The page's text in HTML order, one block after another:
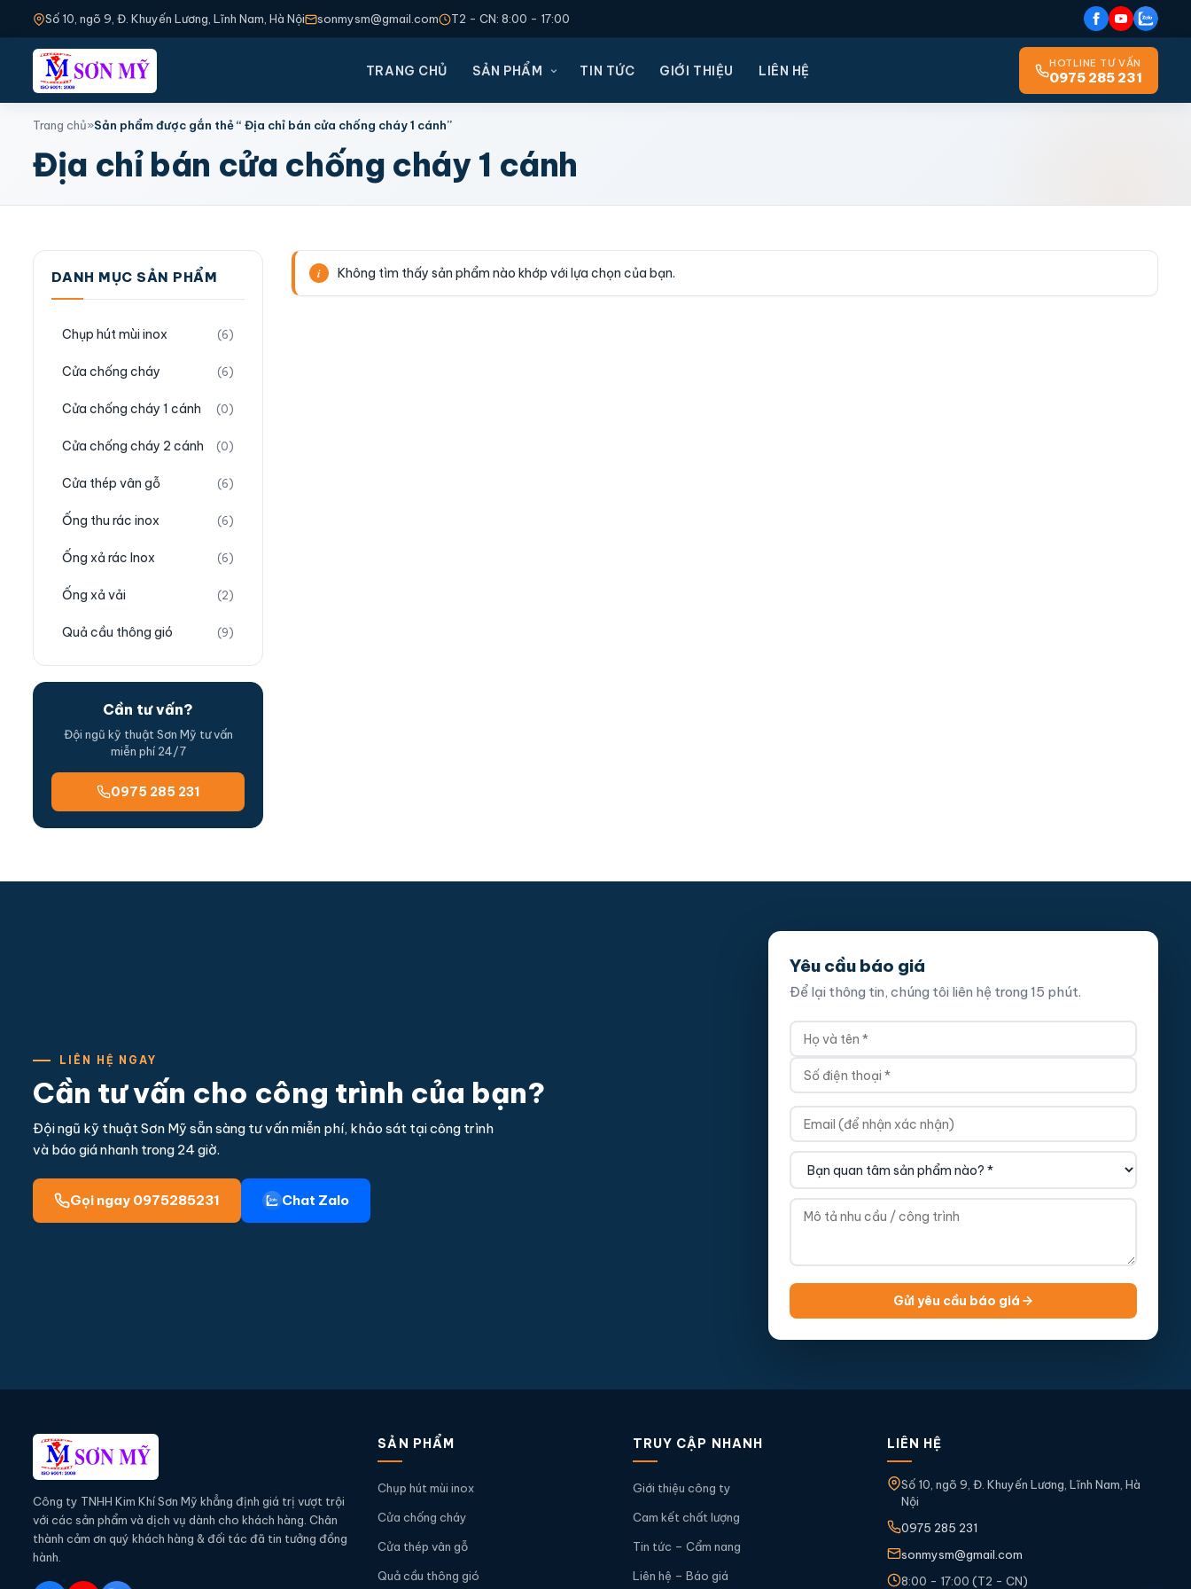
Số 10, ngõ 9, Đ. Khuyến Lương, Lĩnh Nam, Hà Nội sonmysm@gmail.com T2 - CN: 8:00 - 17:00
TRANG CHỦ SẢN PHẨM TIN TỨC GIỚI THIỆU LIÊN HỆ HOTLINE TƯ VẤN
0975 285 231
Trang chủ»Sản phẩm được gắn thẻ “ Địa chỉ bán cửa chống cháy 1 cánh”
Địa chỉ bán cửa chống cháy 1 cánh
Không tìm thấy sản phẩm nào khớp với lựa chọn của bạn.
DANH MỤC SẢN PHẨM
Chụp hút mùi inox (6)
Cửa chống cháy (6)
Cửa chống cháy 1 cánh (0)
Cửa chống cháy 2 cánh (0)
Cửa thép vân gỗ (6)
Ống thu rác inox (6)
Ống xả rác Inox (6)
Ống xả vải (2)
Quả cầu thông gió (9)
Cần tư vấn?
Đội ngũ kỹ thuật Sơn Mỹ tư vấn
miễn phí 24/7
0975 285 231
LIÊN HỆ NGAY
Cần tư vấn cho công trình của bạn?
Đội ngũ kỹ thuật Sơn Mỹ sẵn sàng tư vấn miễn phí, khảo sát tại công trình
và báo giá nhanh trong 24 giờ.
Gọi ngay 0975285231 Chat Zalo
Yêu cầu báo giá
Để lại thông tin, chúng tôi liên hệ trong 15 phút.
Gửi yêu cầu báo giá
Công ty TNHH Kim Khí Sơn Mỹ khẳng định giá trị vượt trội
với các sản phẩm và dịch vụ dành cho khách hàng. Chân
thành cảm ơn quý khách hàng & đối tác đã tin tưởng đồng
hành.
SẢN PHẨM
Chụp hút mùi inox
Cửa chống cháy
Cửa thép vân gỗ
Quả cầu thông gió
TRUY CẬP NHANH
Giới thiệu công ty
Cam kết chất lượng
Tin tức – Cẩm nang
Liên hệ – Báo giá
LIÊN HỆ
Số 10, ngõ 9, Đ. Khuyến Lương, Lĩnh Nam, Hà
Nội
0975 285 231
sonmysm@gmail.com
8:00 - 17:00 (T2 - CN)